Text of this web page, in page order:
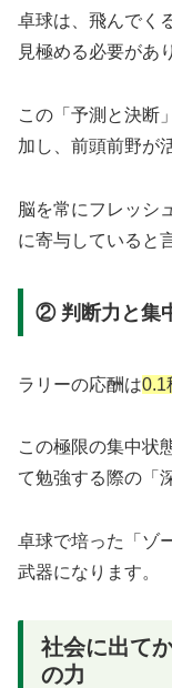
卓球は、飛んでく
見極める必要があ
この「予測と決断
加し、前頭前野が
脳を常にフレッシ
に寄与していると
② 判断力と集
ラリーの応酬は0.1
この極限の集中状
て勉強する際の「
卓球で培った「ゾ
武器になります。
社会に出て
の力